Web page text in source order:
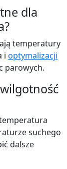
dla
temperatury
i optymalizacji
parowych.
suchego
dalsze